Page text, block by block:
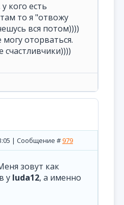
кого есть
то я "отвожу
вся потом))))
оторваться.
| Сообщение #979
зовут как
у luda12, а именно